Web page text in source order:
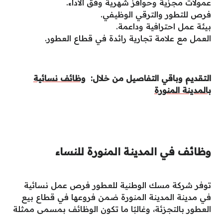
عمولات مجزية وحوافز شهرية وفق الأداء.
فرص للتطور والترقي الوظيفي.
بيئة عمل احترافية وداعمة.
العمل مع علامة تجارية رائدة في قطاع العطور.
التقديم وباقي التفاصيل من خلال: وظائف نسائية
بالمدينة المنورة
وظائف في المدينة المنورة للنساء
توفر شركة مسك الوطنية للعطور فرص عمل نسائية
في مدينة المدينة المنورة ضمن فروعها في قطاع بيع
العطور بالتجزئة، وغالبًا ما تكون الوظائف بمسمى ممثلة